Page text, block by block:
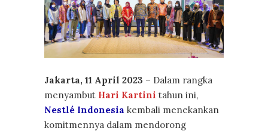
Jakarta, 11 April 2023 – Dalam rangka
menyambut Hari Kartini tahun ini,
Nestlé Indonesia kembali menekankan
komitmennya dalam mendorong